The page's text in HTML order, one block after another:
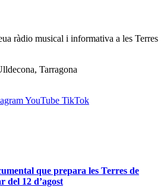
ràdio musical i informativa a les Terres
Tarragona
YouTube TikTok
que prepara les Terres de
del 12 d’agost